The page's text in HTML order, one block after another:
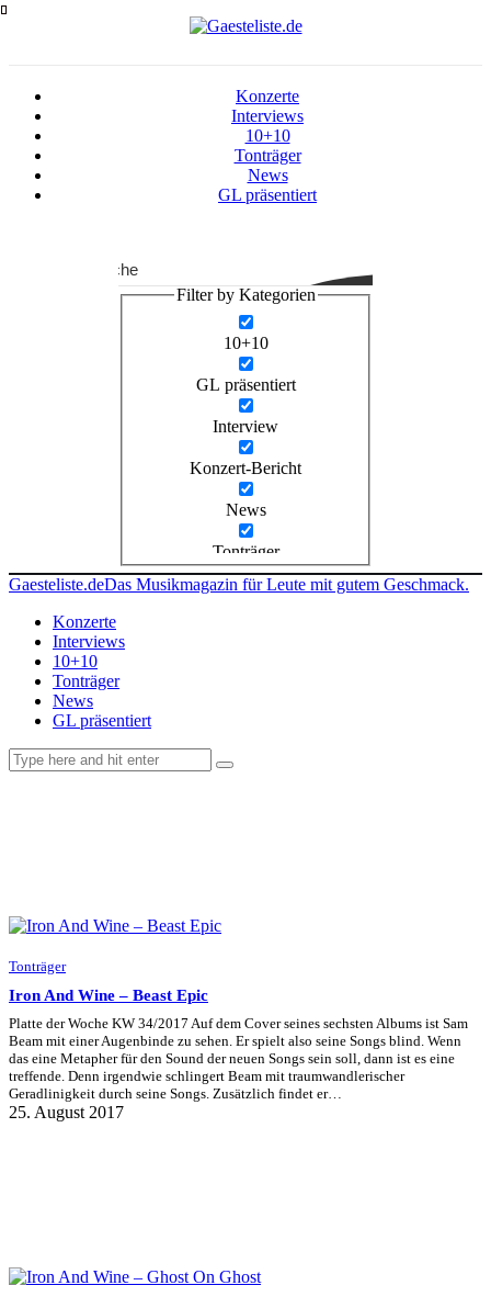
Konzerte
Interviews
10+10
Tonträger
News
GL präsentiert
Suche
Filter by Kategorien
10+10
GL präsentiert
Interview
Konzert-Bericht
News
Tonträger
Gaesteliste.deDas Musikmagazin für Leute mit gutem Geschmack.
Konzerte
Interviews
10+10
Tonträger
News
GL präsentiert
Tonträger
Iron And Wine – Beast Epic
Platte der Woche KW 34/2017 Auf dem Cover seines sechsten Albums ist Sam
Beam mit einer Augenbinde zu sehen. Er spielt also seine Songs blind. Wenn
das eine Metapher für den Sound der neuen Songs sein soll, dann ist es eine
treffende. Denn irgendwie schlingert Beam mit traumwandlerischer
Geradlinigkeit durch seine Songs. Zusätzlich findet er…
25. August 2017